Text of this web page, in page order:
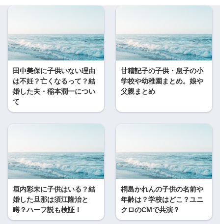
田中美保に子供いない理由
は不妊？亡くなるって？結
婚した夫・稲本潤一につい
て
甘糟記子の子供・息子の小
学校や幼稚園まとめ。娘や
父親まとめ
垣内彩未に子供はいる？結
婚した旦那は須江隆治と
噂？ハーフ説も検証！
桐島かれんの子供の名前や
年齢は？学校はどこ？ユニ
クロのCMで共演？